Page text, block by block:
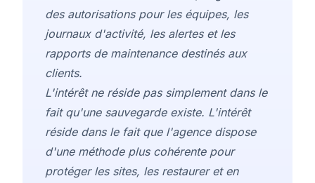
des autorisations pour les équipes, les
journaux d'activité, les alertes et les
rapports de maintenance destinés aux
clients.
L'intérêt ne réside pas simplement dans le
fait qu'une sauvegarde existe. L'intérêt
réside dans le fait que l'agence dispose
d'une méthode plus cohérente pour
protéger les sites, les restaurer et en